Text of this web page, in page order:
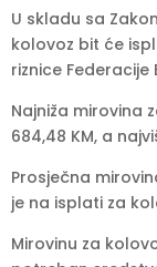
U skladu sa
kolovoz bit će
riznice
Najniža mirovina
684,48 KM, a
Prosječna
je na isplati za
Mirovinu za